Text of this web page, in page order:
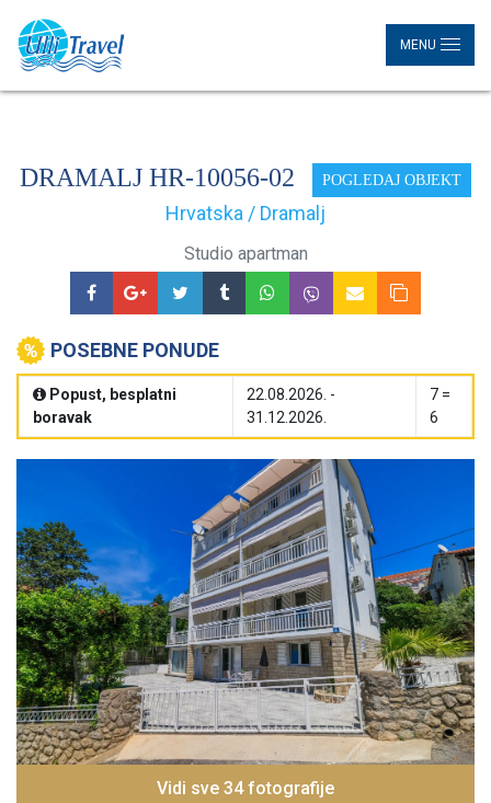
MENU
DRAMALJ HR-10056-02 POGLEDAJ OBJEKT
Hrvatska / Dramalj
Studio apartman
POSEBNE PONUDE
Popust, besplatni
boravak
22.08.2026. -
31.12.2026.
7 =
6
Vidi sve 34 fotografije